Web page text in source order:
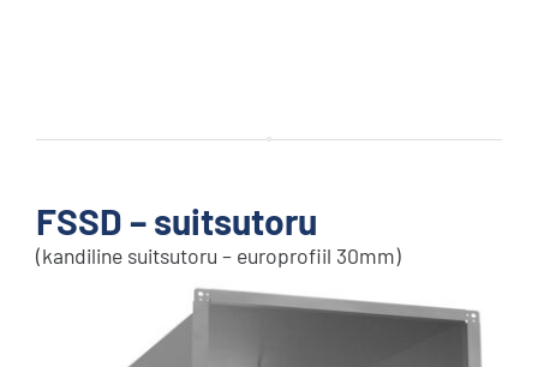
FSSD – suitsutoru
(kandiline suitsutoru – europrofiil 30mm)